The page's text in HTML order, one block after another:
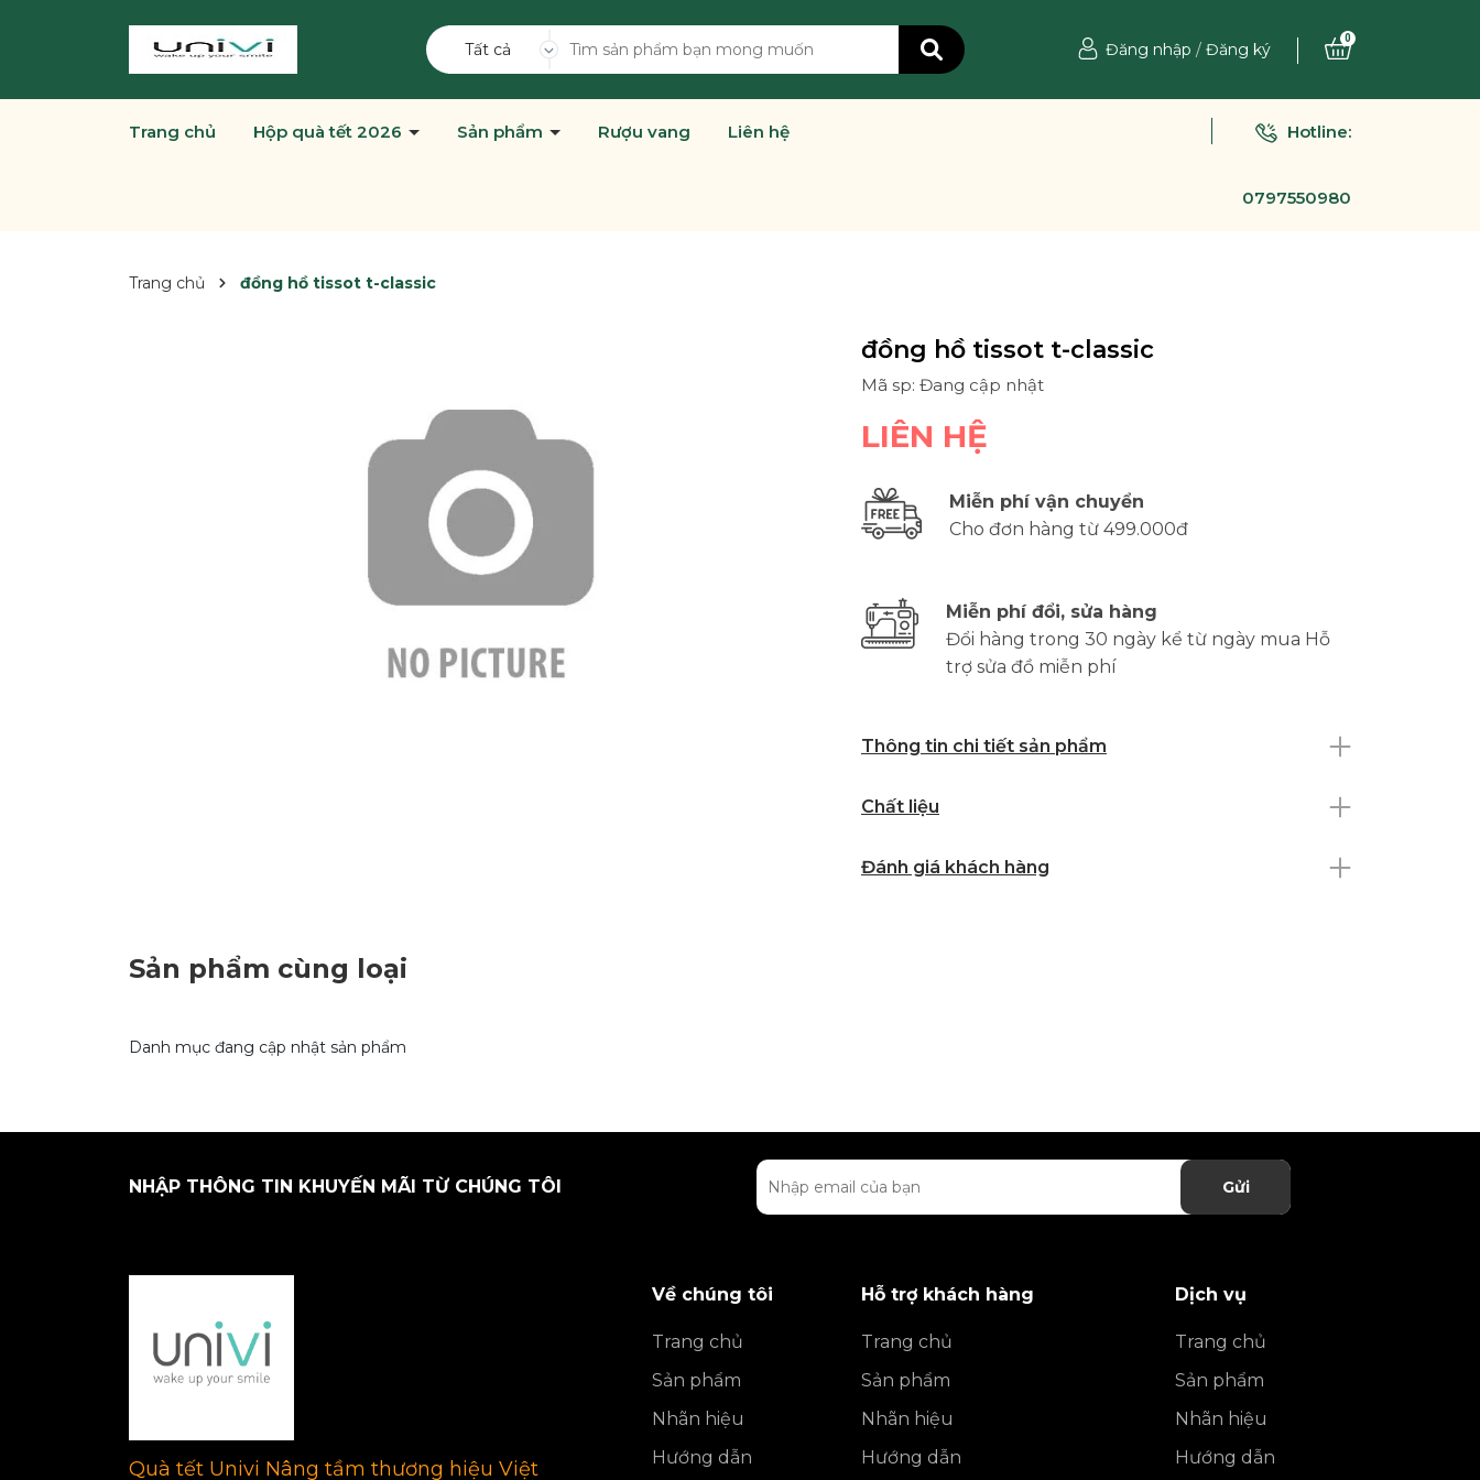
Tất cả Đăng nhập / Đăng ký
0
Trang chủ Hộp quà tết 2026 Sản phẩm Rượu vang Liên hệ Hotline:
0797550980
Trang chủ đồng hồ tissot t-classic
đồng hồ tissot t-classic
Mã sp: Đang cập nhật
LIÊN HỆ
Miễn phí vận chuyển
Cho đơn hàng từ 499.000đ
Miễn phí đổi, sửa hàng
Đổi hàng trong 30 ngày kể từ ngày mua Hỗ
trợ sửa đồ miễn phí
Thông tin chi tiết sản phẩm
Chất liệu
Đánh giá khách hàng
Sản phẩm cùng loại
Danh mục đang cập nhật sản phẩm
NHẬP THÔNG TIN KHUYẾN MÃI TỪ CHÚNG TÔI Gửi
Quà tết Univi Nâng tầm thương hiệu Việt
Về chúng tôi
Trang chủ
Sản phẩm
Nhãn hiệu
Hướng dẫn
Hỗ trợ khách hàng
Trang chủ
Sản phẩm
Nhãn hiệu
Hướng dẫn
Dịch vụ
Trang chủ
Sản phẩm
Nhãn hiệu
Hướng dẫn